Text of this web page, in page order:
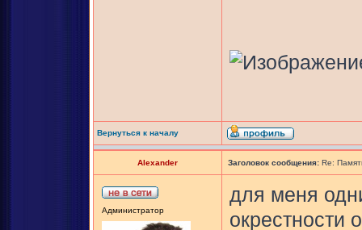
Вернуться к началу
Alexander Заголовок сообщения: Re:
Администратор
для меня
окрестности